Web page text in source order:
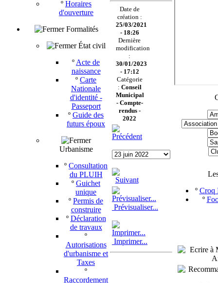
º Horaires
d'ouverture
Formalités
État civil
º Acte de
naissance
º Carte
Nationale
d'identité -
Passeport
º Guide des
futurs époux
Urbanisme
º Consultation
du PLUIH
º Guichet
unique
º Permis de
construire
º Déclaration
de travaux
º
Autorisations
d'urbanisme et
Taxes
º
Raccordement
Date de
création :
25/03/2021
- 18:26
Dernière
modification
:
30/01/2023
- 17:12
Catégorie
: Conseil
Municipal
- Compte-
rendus -
2022
Prévisualiser...
Imprimer...
º Croq
º